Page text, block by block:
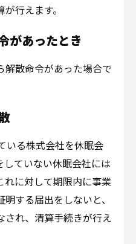
行えます。
があったとき
解散命令があった場合で
いる株式会社を休眠会
ていない休眠会社には
れに対して期限内に事業
する届出をしないと、
され、清算手続きが行え